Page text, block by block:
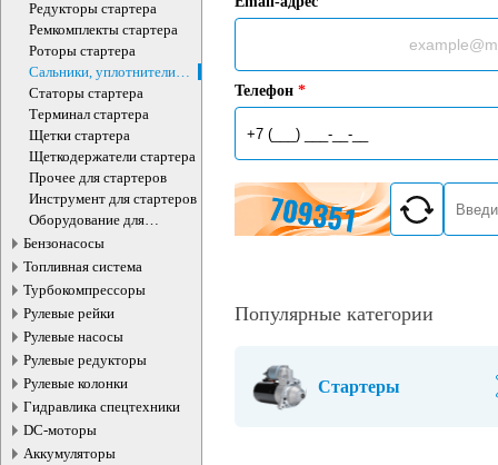
Редукторы стартера
Ремкомплекты стартера
Роторы стартера
Сальники, уплотнители
,изоляторы стартера
Статоры стартера
Терминал стартера
Щетки стартера
Щеткодержатели стартера
Прочее для стартеров
Инструмент для стартеров
Оборудование для
стартеров
Бензонасосы
Топливная система
Турбокомпрессоры
Рулевые рейки
Рулевые насосы
Рулевые редукторы
Рулевые колонки
Гидравлика спецтехники
DC-моторы
Аккумуляторы
Телефон *
Популярные категории
Стартеры